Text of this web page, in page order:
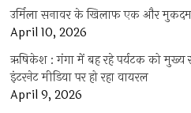
उर्मिला सनावर के खिलाफ एक और
April 10, 2026
ऋषिकेश : गंगा में बह रहे पर्यटक को मुख्य
इंटरनेट मीडिया पर हो रहा वायरल
April 9, 2026